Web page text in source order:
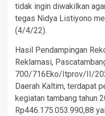
tidak ingin diwakilkan
tegas Nidya Listiyono
(4/4/22).
Hasil Pendampingan
Reklamasi,
700/716Eko/Itprov/II/
Daerah Kaltim, terdapat
kegiatan tambang tahun
Rp446.175.053.990,88